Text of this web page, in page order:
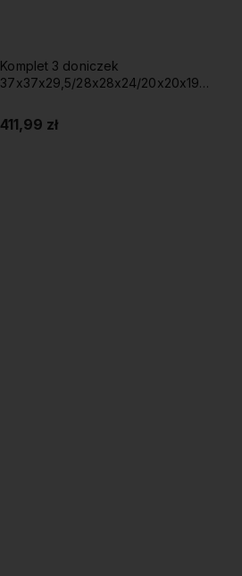
Komplet 3 doniczek
37x37x29,5/28x28x24/20x20x19cm
411,99 zł